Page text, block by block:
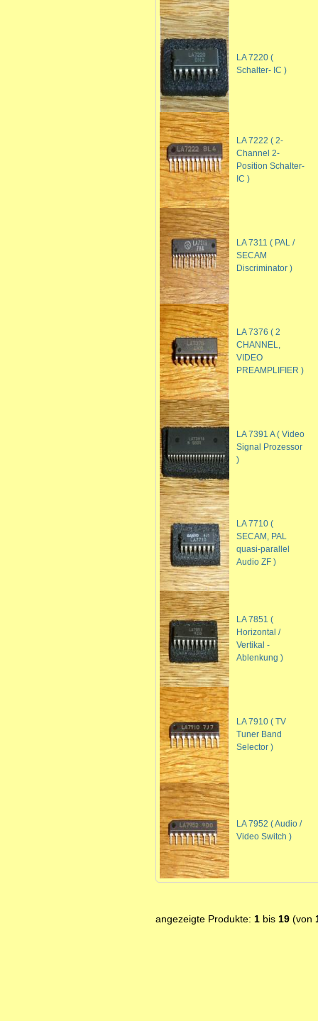
LA 7220 (
Schalter- IC )
LA 7222 ( 2-
Channel 2-
Position Schalter-
IC )
LA 7311 ( PAL /
SECAM
Discriminator )
LA 7376 ( 2
CHANNEL,
VIDEO
PREAMPLIFIER )
LA 7391 A ( Video
Signal Prozessor
)
LA 7710 (
SECAM, PAL
quasi-parallel
Audio ZF )
LA 7851 (
Horizontal /
Vertikal -
Ablenkung )
LA 7910 ( TV
Tuner Band
Selector )
LA 7952 ( Audio /
Video Switch )
angezeigte Produkte: 1bis 19(von